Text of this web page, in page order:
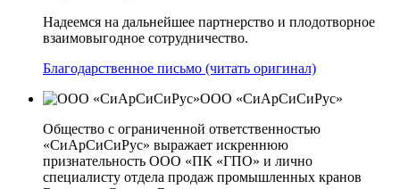
Надеемся на дальнейшее партнерство и плодотворное
взаимовыгодное сотрудничество.
Благодарственное письмо (читать оригинал)
ООО «СиАрСиСиРус»
Общество с ограниченной ответственностью
«СиАрСиСиРус» выражает искреннюю
признательность ООО «ПК «ГПО» и лично
специалисту отдела продаж промышленных кранов